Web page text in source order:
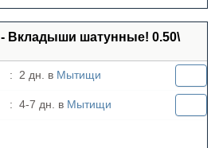
- Вкладыши шатунные! 0.50\
: 2 дн. в Мытищи
: 4-7 дн. в Мытищи